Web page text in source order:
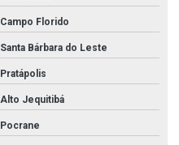
Campo Florido
Santa Bárbara do Leste
Pratápolis
Alto Jequitibá
Pocrane